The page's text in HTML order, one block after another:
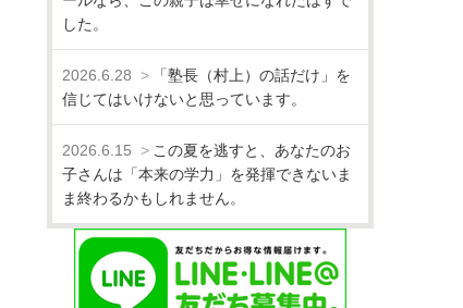
した。
2026.6.28
「塾長（村上）の話だけ」を
信じてはいけないと思っています。
2026.6.15
この夏を逃すと、あなたのお
子さんは「本来の学力」を発揮できないま
ま終わるかもしれません。